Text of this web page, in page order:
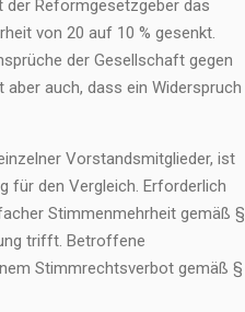
der Reformgesetzgeber das
von 20 auf 10 % gesenkt.
der Gesellschaft gegen
auch, dass ein Widerspruch
Vorstandsmitglieder, ist
für den Vergleich. Erforderlich
Stimmenmehrheit gemäß §
trifft. Betroffene
Stimmrechtsverbot gemäß §